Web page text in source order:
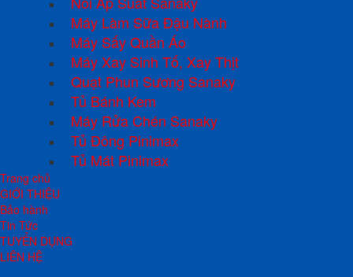
Máy Làm Sữa Đậu Nành
Máy Sấy Quần Áo
Máy Xay Sinh Tố, Xay Thịt
Quạt Phun Sương Sanaky
Tủ Bánh Kem
Máy Rửa Chén Sanaky
Tủ Đông Pinimax
Tủ Mát Pinimax
Trang chủ
GIỚI THIỆU
Bảo hành
Tin Tức
TUYỂN DỤNG
LIÊN HỆ